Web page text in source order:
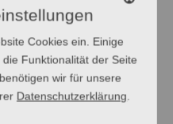
Wie aber nennt
Kirche?
Bezeichnungen für
Kirche,
Ausrichtung.
Cookies ein. Einige
Funktionalität der Seite
wir für unsere
Datenschutzerklärung.